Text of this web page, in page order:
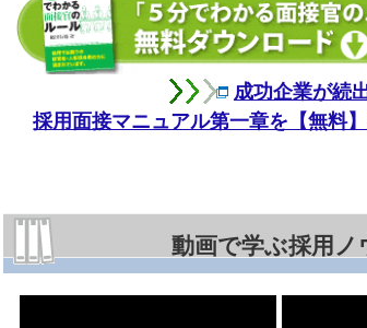
成功企業が続
採用面接マニュアル第一章を【無料
動画で学ぶ採用ノ